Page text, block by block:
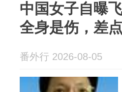
中国女子自曝
全身是伤，差
番外行 2026-08-05